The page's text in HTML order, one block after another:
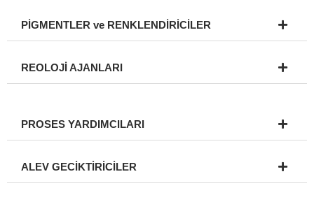
PİGMENTLER ve RENKLENDİRİCİLER
REOLOJİ AJANLARI
PROSES YARDIMCILARI
ALEV GECİKTİRİCİLER